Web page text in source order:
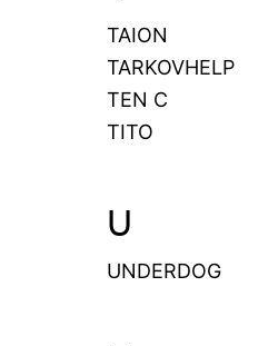
TAION
TARKOVHELP
TEN C
TITO
U
UNDERDOG